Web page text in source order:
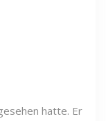
hatte. Er